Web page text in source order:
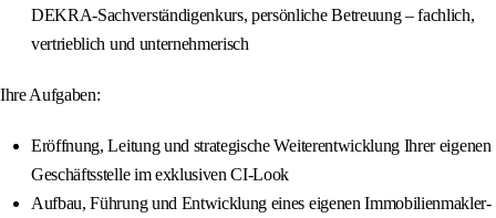
DEKRA-Sachverständigenkurs, persönliche Betreuung – fachlich,
vertrieblich und unternehmerisch
Ihre Aufgaben:
Eröffnung, Leitung und strategische Weiterentwicklung Ihrer eigenen
Geschäftsstelle im exklusiven CI-Look
Aufbau, Führung und Entwicklung eines eigenen Immobilienmakler-